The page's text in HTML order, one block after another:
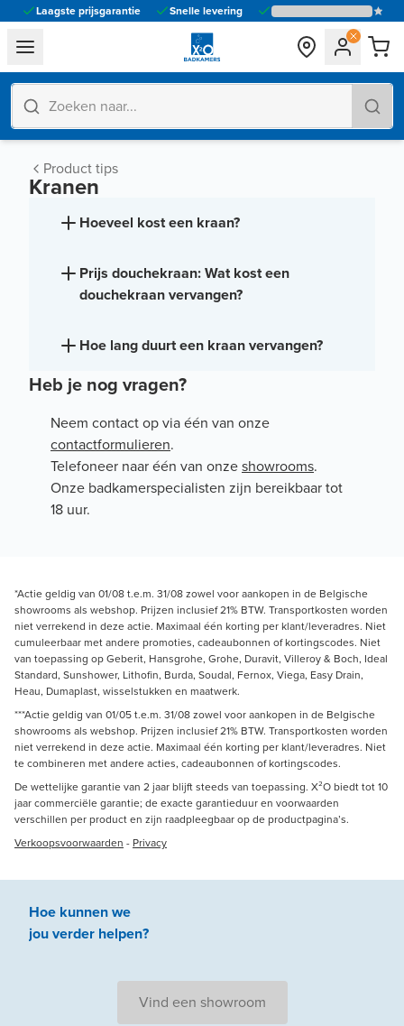
Laagste prijsgarantie Snelle levering
general.navigation.toggle_menu.label
Product tips
Kranen
Hoeveel kost een kraan?
Prijs douchekraan: Wat kost een
douchekraan vervangen?
Hoe lang duurt een kraan vervangen?
Heb je nog vragen?
Neem contact op via één van onze
contactformulieren.
Telefoneer naar één van onzeshowrooms.
Onze badkamerspecialisten zijn bereikbaar tot
18 uur.
*Actie geldig van 01/08 t.e.m. 31/08 zowel voor aankopen in de Belgische
showrooms als webshop. Prijzen inclusief 21% BTW. Transportkosten worden
niet verrekend in deze actie. Maximaal één korting per klant/leveradres. Niet
cumuleerbaar met andere promoties, cadeaubonnen of kortingscodes. Niet
van toepassing op Geberit, Hansgrohe, Grohe, Duravit, Villeroy & Boch, Ideal
Standard, Sunshower, Lithofin, Burda, Soudal, Fernox, Viega, Easy Drain,
Heau, Dumaplast, wisselstukken en maatwerk.
***Actie geldig van 01/05 t.e.m. 31/08 zowel voor aankopen in de Belgische
showrooms als webshop. Prijzen inclusief 21% BTW. Transportkosten worden
niet verrekend in deze actie. Maximaal één korting per klant/leveradres. Niet
te combineren met andere acties, cadeaubonnen of kortingscodes.
De wettelijke garantie van 2 jaar blijft steeds van toepassing. X²O biedt tot 10
jaar commerciële garantie; de exacte garantieduur en voorwaarden
verschillen per product en zijn raadpleegbaar op de productpagina’s.
Verkoopsvoorwaarden - Privacy
Hoe kunnen we
jouverder helpen?
Vind een showroom